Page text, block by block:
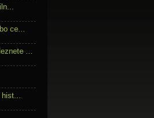
ce...
...
hist...